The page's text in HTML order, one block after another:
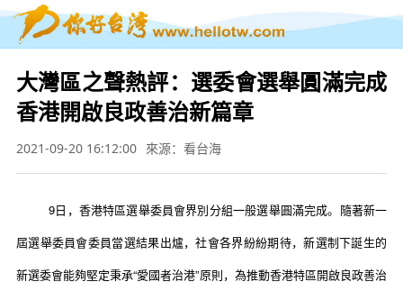
大灣區之聲熱評：選委會選舉圓滿完成
香港開啟良政善治新篇章
2021-09-20 16:12:00 來源：看台海
9日，香港特區選舉委員會界別分組一般選舉圓滿完成。隨著新一
屆選舉委員會委員當選結果出爐，社會各界紛紛期待，新選制下誕生的
新選委會能夠堅定秉承“愛國者治港”原則，為推動香港特區開啟良政善治